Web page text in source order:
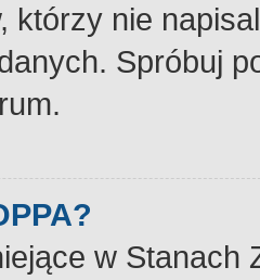
którzy nie
Spróbuj
w Stanach